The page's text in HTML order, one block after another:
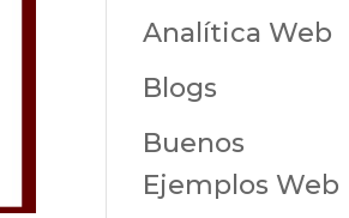
Analítica Web
Blogs
Buenos
Ejemplos Web